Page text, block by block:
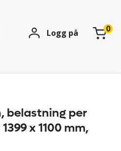
Logg på
belastning per
x 1100 mm,